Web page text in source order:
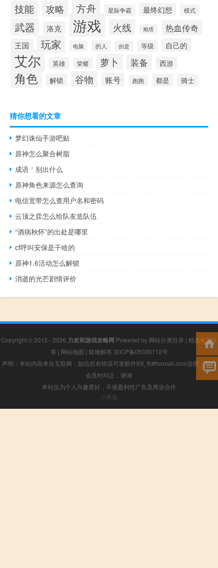
技能 攻略 方舟 星际争霸 最终幻想 模式
武器 洛克 游戏 火线 炮塔 热血传奇
王国 玩家 电脑 的人 的是 等级 自己的
艾尔 英雄 荣耀 萝卜 装备 西游
角色 解锁 谷物 账号 跑跑 都是 骑士
猜你想看的文章
梦幻诛仙手游吧贴
原神怎么聚合树脂
成语＇别出什么
原神角色来源怎么查询
电信宽带怎么查用户名和密码
云顶之弈怎么给队友造队伍
“酒病秋怀”的出处是哪里
cf呼叫安保是干啥的
原神1.6活动怎么解锁
消逝的光芒剧情评价
Copyright © 2012 - 2026 力友和游戏攻略网 Powered by 网站分类目录 | 精选推荐文
章 | 网站地图 | 疑难解答 京ICP备05039112号
声明：本站内容来自互联网，如信息有错误可发邮件到f_fb#foxmail.com说明，我们
会及时纠正，谢谢
本站仅为个人兴趣爱好，不接盈利性广告及商业合作
小男孩